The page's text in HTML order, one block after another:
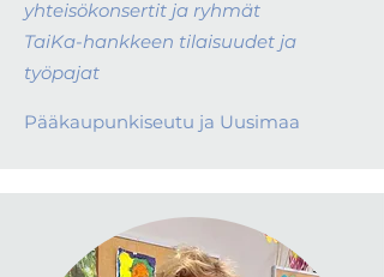
yhteisökonsertit ja ryhmät
TaiKa-hankkeen tilaisuudet ja
työpajat
Pääkaupunkiseutu ja Uusimaa